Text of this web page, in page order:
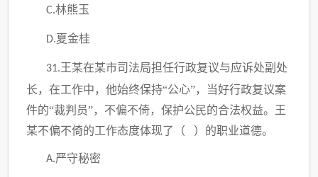
C.林熊玉
D.夏金桂
31.王某在某市司法局担任行政复议与应诉处副处
长，在工作中，他始终保持“公心”，
当好行政复议案
件的“裁判员”， 不偏不倚，保护公民的合法权益。王
某不偏不倚的工作态度体现了（
）的职业道德。
A.严守秘密